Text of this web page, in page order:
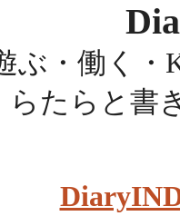
ぶ・働く・
らたらと書